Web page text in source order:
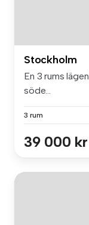
Stockholm
En 3 rums
söde...
3 rum
39 000 kr